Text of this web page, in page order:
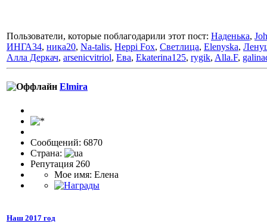
Пользователи, которые поблагодарили этот пост: Наденька,
ИНГА34, ника20, Na-talis, Heppi Fox, Светлица, Elenyska,
Алла Деркач, arsenicvitriol, Ева, Ekaterina125, rygik, Alla.F,
Elmira
Сообщений: 6870
Страна:
Репутация 260
Мое имя: Елена
Наш 2017 год